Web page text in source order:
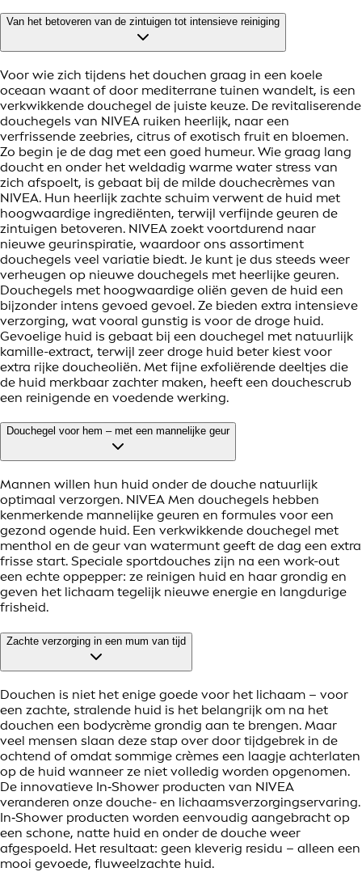
Van het betoveren van de zintuigen tot intensieve reiniging
Voor wie zich tijdens het douchen graag in een koele
oceaan waant of door mediterrane tuinen wandelt, is een
verkwikkende douchegel de juiste keuze. De revitaliserende
douchegels van NIVEA ruiken heerlijk, naar een
verfrissende zeebries, citrus of exotisch fruit en bloemen.
Zo begin je de dag met een goed humeur. Wie graag lang
doucht en onder het weldadig warme water stress van
zich afspoelt, is gebaat bij de milde douchecrèmes van
NIVEA. Hun heerlijk zachte schuim verwent de huid met
hoogwaardige ingrediënten, terwijl verfijnde geuren de
zintuigen betoveren. NIVEA zoekt voortdurend naar
nieuwe geurinspiratie, waardoor ons assortiment
douchegels veel variatie biedt. Je kunt je dus steeds weer
verheugen op nieuwe douchegels met heerlijke geuren.
Douchegels met hoogwaardige oliën geven de huid een
bijzonder intens gevoed gevoel. Ze bieden extra intensieve
verzorging, wat vooral gunstig is voor de droge huid.
Gevoelige huid is gebaat bij een douchegel met natuurlijk
kamille-extract, terwijl zeer droge huid beter kiest voor
extra rijke doucheoliën. Met fijne exfoliërende deeltjes die
de huid merkbaar zachter maken, heeft een douchescrub
een reinigende en voedende werking.
Douchegel voor hem – met een mannelijke geur
Mannen willen hun huid onder de douche natuurlijk
optimaal verzorgen. NIVEA Men douchegels hebben
kenmerkende mannelijke geuren en formules voor een
gezond ogende huid. Een verkwikkende douchegel met
menthol en de geur van watermunt geeft de dag een extra
frisse start. Speciale sportdouches zijn na een work-out
een echte oppepper: ze reinigen huid en haar grondig en
geven het lichaam tegelijk nieuwe energie en langdurige
frisheid.
Zachte verzorging in een mum van tijd
Douchen is niet het enige goede voor het lichaam – voor
een zachte, stralende huid is het belangrijk om na het
douchen een bodycrème grondig aan te brengen. Maar
veel mensen slaan deze stap over door tijdgebrek in de
ochtend of omdat sommige crèmes een laagje achterlaten
op de huid wanneer ze niet volledig worden opgenomen.
De innovatieve In‑Shower producten van NIVEA
veranderen onze douche- en lichaamsverzorgingservaring.
In‑Shower producten worden eenvoudig aangebracht op
een schone, natte huid en onder de douche weer
afgespoeld. Het resultaat: geen kleverig residu – alleen een
mooi gevoede, fluweelzachte huid.